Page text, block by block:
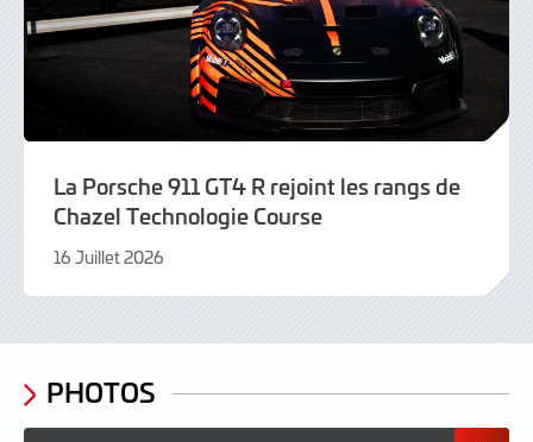
La Porsche 911 GT4 R rejoint les rangs de
Chazel Technologie Course
16 Juillet 2026
Juillet
PHOTOS